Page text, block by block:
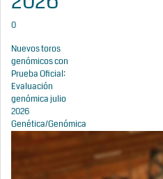
0
Nuevos toros
genómicos con
Prueba Oficial:
Evaluación
genómica julio
2026
Genética/Genómica